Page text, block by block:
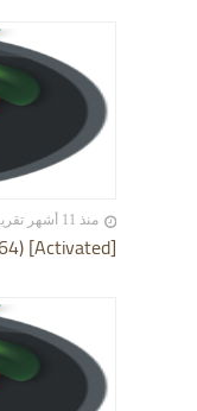
منذ 11 أشهر تقريبا
[Activated]